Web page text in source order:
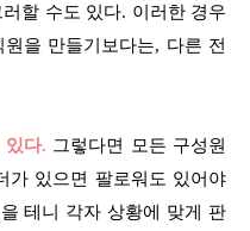
할 수도 있다. 이러한 경우
을 만들기보다는, 다른 전
다. 그렇다면 모든 구성원
가 있으면 팔로워도 있어야
테니 각자 상황에 맞게 판